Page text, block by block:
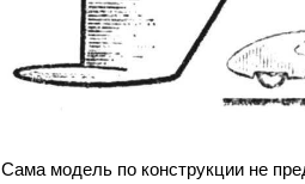
Сама модель по конструкции не